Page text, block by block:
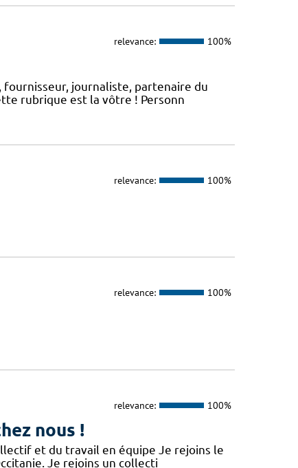
relevance: 100%
journaliste, partenaire du
rubrique est la vôtre ! Personn
relevance: 100%
relevance: 100%
relevance: 100%
nous !
et du travail en équipe Je rejoins le
Je rejoins un collecti